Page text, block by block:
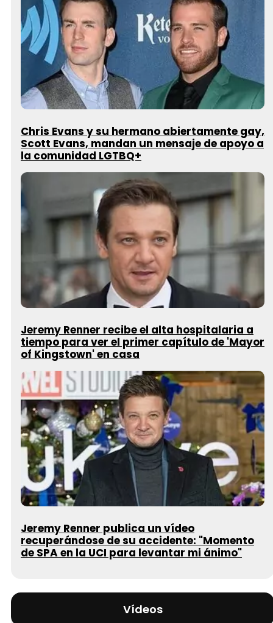
Chris Evans y su hermano abiertamente gay,
Scott Evans, mandan un mensaje de apoyo a
la comunidad LGTBQ+
Jeremy Renner recibe el alta hospitalaria a
tiempo para ver el primer capítulo de 'Mayor
of Kingstown' en casa
Jeremy Renner publica un vídeo
recuperándose de su accidente: "Momento
de SPA en la UCI para levantar mi ánimo"
Vídeos